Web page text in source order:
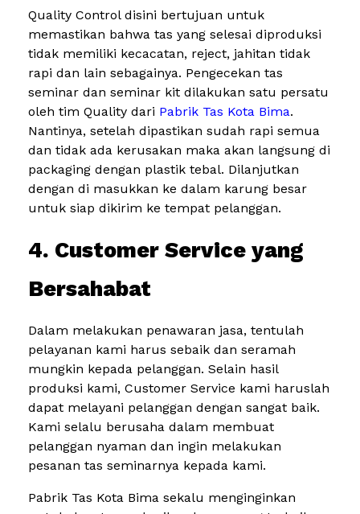
Quality Control disini bertujuan untuk
memastikan bahwa tas yang selesai diproduksi
tidak memiliki kecacatan, reject, jahitan tidak
rapi dan lain sebagainya. Pengecekan tas
seminar dan seminar kit dilakukan satu persatu
oleh tim Quality dari Pabrik Tas Kota Bima.
Nantinya, setelah dipastikan sudah rapi semua
dan tidak ada kerusakan maka akan langsung di
packaging dengan plastik tebal. Dilanjutkan
dengan di masukkan ke dalam karung besar
untuk siap dikirim ke tempat pelanggan.
4. Customer Service yang
Bersahabat
Dalam melakukan penawaran jasa, tentulah
pelayanan kami harus sebaik dan seramah
mungkin kepada pelanggan. Selain hasil
produksi kami, Customer Service kami haruslah
dapat melayani pelanggan dengan sangat baik.
Kami selalu berusaha dalam membuat
pelanggan nyaman dan ingin melakukan
pesanan tas seminarnya kepada kami.
Pabrik Tas Kota Bima sekalu menginginkan